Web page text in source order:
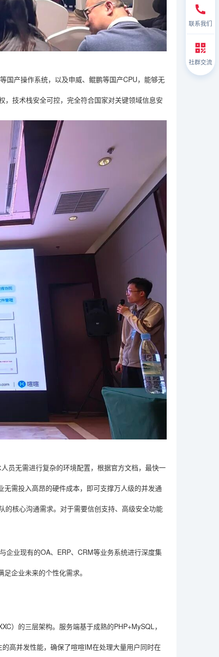
国产操作系统，以及申威、鲲鹏等国产CPU，能够无
技术栈安全可控，完全符合国家对关键领域信息安
员无需进行复杂的环境配置，根据官方文档，最快一
需投入高昂的硬件成本，即可支撑万人级的并发通
核心沟通需求。对于需要信创支持、高级安全功能
企业现有的OA、ERP、CRM等业务系统进行深度集
企业未来的个性化需求。
）的三层架构。服务端基于成熟的PHP+MySQL，
高并发性能，确保了喧喧IM在处理大量用户同时在
联系我们
社群交流